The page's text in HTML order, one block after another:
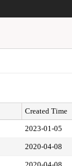
Created Time
2023-01-05
2020-04-08